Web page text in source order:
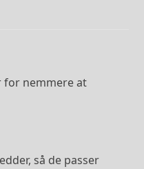
for nemmere at
så de passer